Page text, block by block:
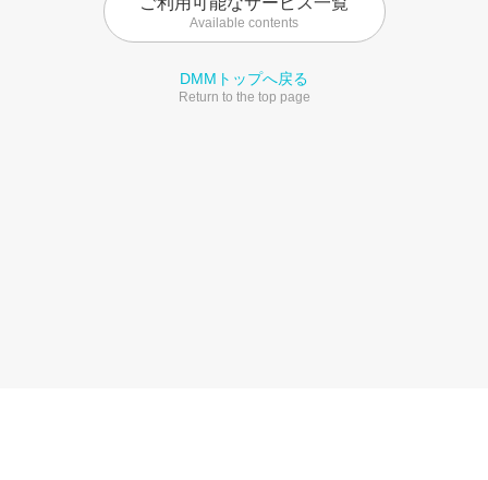
Available contents
DMMトップへ戻る
Return to the top page